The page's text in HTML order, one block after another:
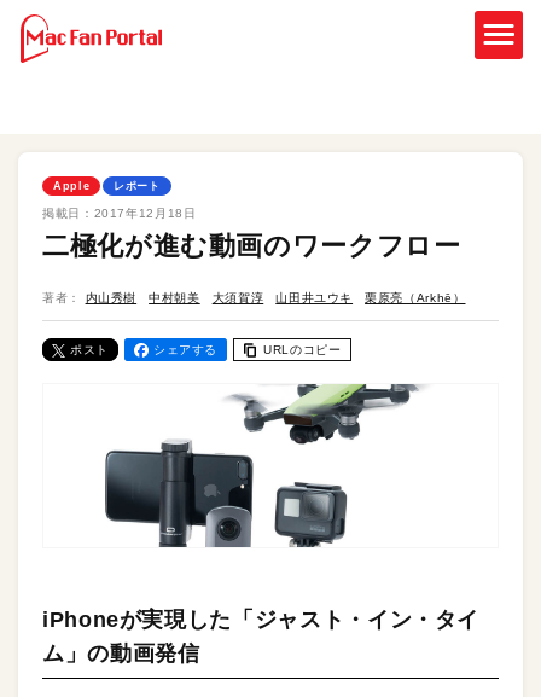
Apple レポート
掲載日： 2017年12月18日
二極化が進む動画のワークフロー
著者： 内山秀樹 中村朝美 大須賀淳 山田井ユウキ 栗原亮（Arkhē）
ポスト シェアする URLのコピー
iPhoneが実現した「ジャスト・イン・タイ
ム」の動画発信